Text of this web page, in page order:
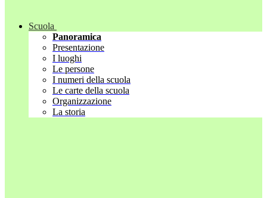
Scuola
Panoramica
Presentazione
I luoghi
Le persone
I numeri della scuola
Le carte della scuola
Organizzazione
La storia